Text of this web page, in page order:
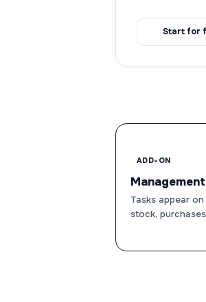
Start for
ADD-ON
Management
Tasks appear
stock,